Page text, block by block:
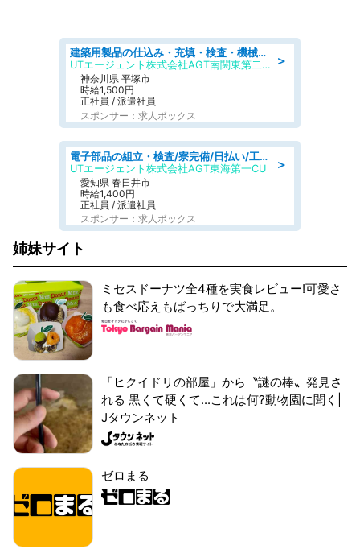
＞
建築用製品の仕込み・充填・検査・機械操作/寮完備/日払い/工場・製造
UTエージェント株式会社AGT南関東第二CU
神奈川県 平塚市
時給1,500円
正社員 / 派遣社員
スポンサー：求人ボックス
＞
電子部品の組立・検査/寮完備/日払い/工場・製造
UTエージェント株式会社AGT東海第一CU
愛知県 春日井市
時給1,400円
正社員 / 派遣社員
スポンサー：求人ボックス
姉妹サイト
ミセスドーナツ全4種を実食レビュー!可愛さ
も食べ応えもばっちりで大満足。
「ヒクイドリの部屋」から〝謎の棒〟発見さ
れる 黒くて硬くて...これは何?動物園に聞く|
Jタウンネット
ゼロまる